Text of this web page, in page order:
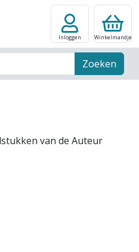
Zoeken
Inloggen Winkelmandje
van de Auteur